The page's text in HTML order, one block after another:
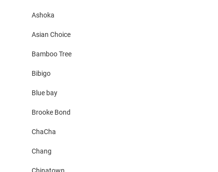
Ashoka
Asian Choice
Bamboo Tree
Bibigo
Blue bay
Brooke Bond
ChaCha
Chang